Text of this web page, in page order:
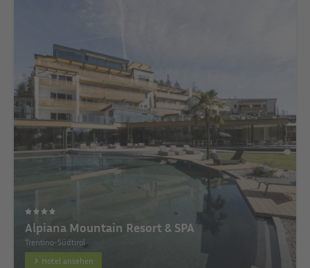
Alpiana Mountain Resort & SPA
Trentino-Südtirol
Hotel ansehen